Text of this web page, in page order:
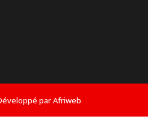
par Afriweb